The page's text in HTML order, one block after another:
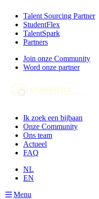
Talent Sourcing Partner
StudentFlex
TalentSpark
Partners
Join onze Community
Word onze partner
Ik zoek een bijbaan
Onze Community
Ons team
Actueel
FAQ
NL
EN
Menu